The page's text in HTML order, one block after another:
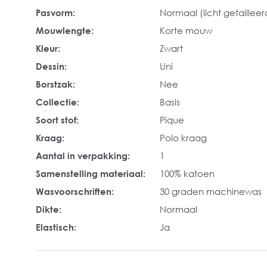
Pasvorm:
Normaal (licht
Mouwlengte:
Korte mouw
Kleur:
Zwart
Dessin:
Uni
Borstzak:
Nee
Collectie:
Basis
Soort stof:
Pique
Kraag:
Polo kraag
Aantal in verpakking:
1
Samenstelling materiaal:
100% katoen
Wasvoorschriften:
30 graden machinewas
Dikte:
Normaal
Elastisch:
Ja